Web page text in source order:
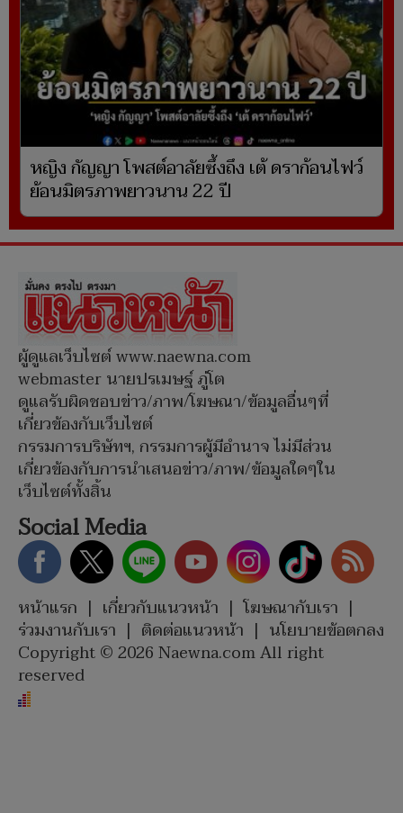
หญิง กัญญา โพสต์อาลัยซึ้งถึง เต้ ดราก้อนไฟว์
ย้อนมิตรภาพยาวนาน 22 ปี
ผู้ดูแลเว็บไซต์ www.naewna.com
webmaster นายปรเมษฐ์ ภู่โต
ดูแลรับผิดชอบข่าว/ภาพ/โฆษณา/ข้อมูลอื่นๆที่
เกี่ยวข้องกับเว็บไซต์
กรรมการบริษัทฯ, กรรมการผู้มีอำนาจ ไม่มีส่วน
เกี่ยวข้องกับการนำเสนอข่าว/ภาพ/ข้อมูลใดๆใน
เว็บไซต์ทั้งสิ้น
Social Media
หน้าแรก | เกี่ยวกับแนวหน้า | โฆษณากับเรา |
ร่วมงานกับเรา | ติดต่อแนวหน้า | นโยบายข้อตกลง
Copyright © 2026 Naewna.com All right
reserved